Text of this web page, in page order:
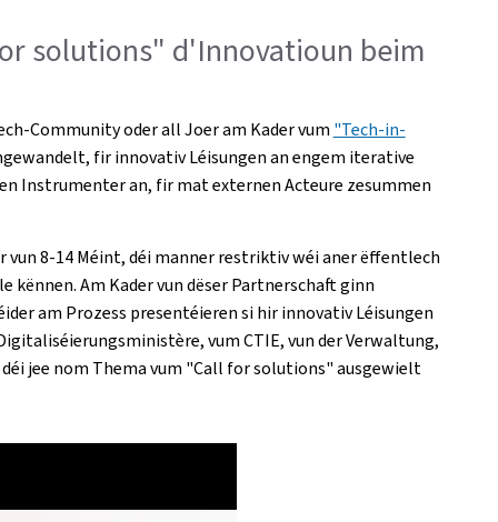
solutions" d'Innovatioun beim
Community oder all Joer am Kader vum "Tech-in-
fir innovativ Léisungen an engem iterative
Instrumenter an, fir mat externen Acteure zesummen
vun 8-14 Méint, déi manner restriktiv wéi aner ëffentlech
kënnen. Am Kader vun dëser Partnerschaft ginn
am Prozess presentéieren si hir innovativ Léisungen
vum CTIE, vun der Verwaltung,
jee nom Thema vum "Call for solutions" ausgewielt